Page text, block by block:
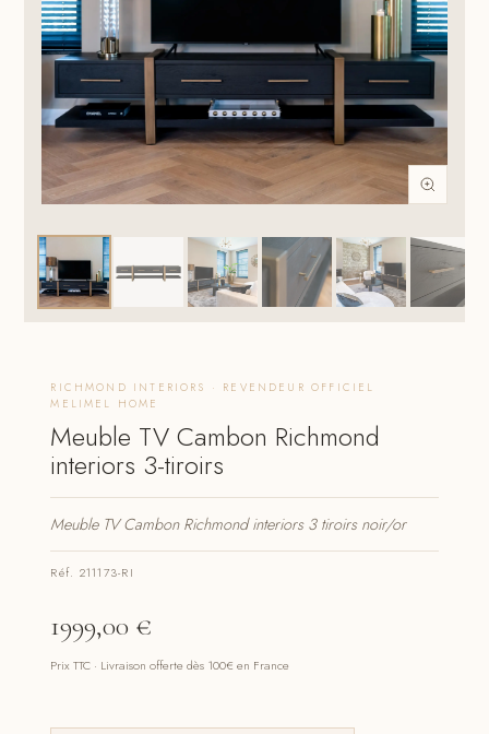
RICHMOND INTERIORS · REVENDEUR OFFICIEL
MELIMEL HOME
Meuble TV Cambon Richmond
interiors 3-tiroirs
Meuble TV Cambon Richmond interiors 3 tiroirs noir/or
Réf. 211173-RI
1999,00 €
Prix TTC · Livraison offerte dès 100€ en France